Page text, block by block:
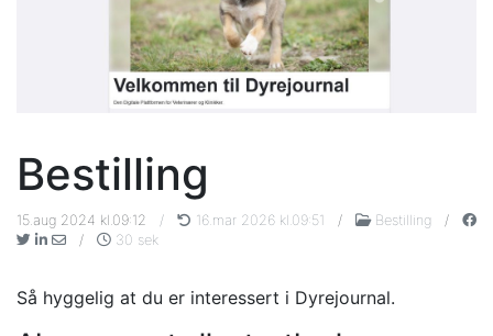
Bestilling
15.aug 2024 kl.09:12 / 16.mar 2026 kl.09:51 / Bestilling
/
/
30 sek
Så hyggelig at du er interessert i Dyrejournal.